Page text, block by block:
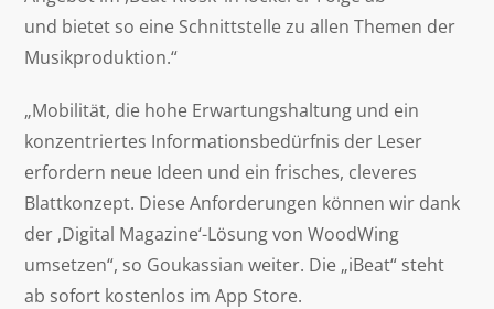
und bietet so eine Schnittstelle zu allen Themen der
Musikproduktion.“
„Mobilität, die hohe Erwartungshaltung und ein
konzentriertes Informationsbedürfnis der Leser
erfordern neue Ideen und ein frisches, cleveres
Blattkonzept. Diese Anforderungen können wir dank
der ,Digital Magazine‘-Lösung von WoodWing
umsetzen“, so Goukassian weiter. Die „iBeat“ steht
ab sofort kostenlos im App Store.